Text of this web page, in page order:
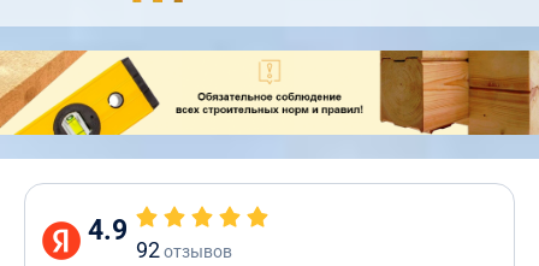
4.9
92отзывов